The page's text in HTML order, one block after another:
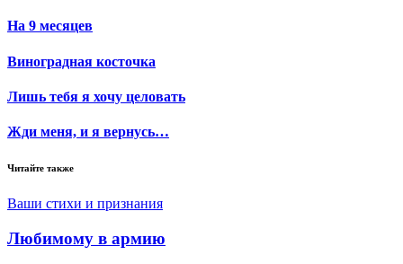
На 9 месяцев
Виноградная косточка
Лишь тебя я хочу целовать
Жди меня, и я вернусь…
Читайте также
Ваши стихи и признания
Любимому в армию